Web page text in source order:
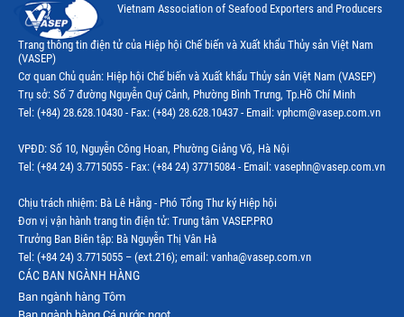
Vietnam Association of Seafood Exporters and Producers
Trang thông tin điện tử của Hiệp hội Chế biến và Xuất khẩu Thủy sản Việt Nam
(VASEP)
Cơ quan Chủ quản: Hiệp hội Chế biến và Xuất khẩu Thủy sản Việt Nam (VASEP)
Trụ sở: Số 7 đường Nguyễn Quý Cảnh, Phường Bình Trưng, Tp.Hồ Chí Minh
Tel: (+84) 28.628.10430 - Fax: (+84) 28.628.10437 - Email: vphcm@vasep.com.vn
VPĐD: Số 10, Nguyễn Công Hoan, Phường Giảng Võ, Hà Nội
Tel: (+84 24) 3.7715055 - Fax: (+84 24) 37715084 - Email: vasephn@vasep.com.vn
Chịu trách nhiệm: Bà Lê Hằng - Phó Tổng Thư ký Hiệp hội
Đơn vị vận hành trang tin điện tử: Trung tâm VASEP.PRO
Trưởng Ban Biên tập: Bà Nguyễn Thị Vân Hà
Tel: (+84 24) 3.7715055 – (ext.216); email: vanha@vasep.com.vn
CÁC BAN NGÀNH HÀNG
Ban ngành hàng Tôm